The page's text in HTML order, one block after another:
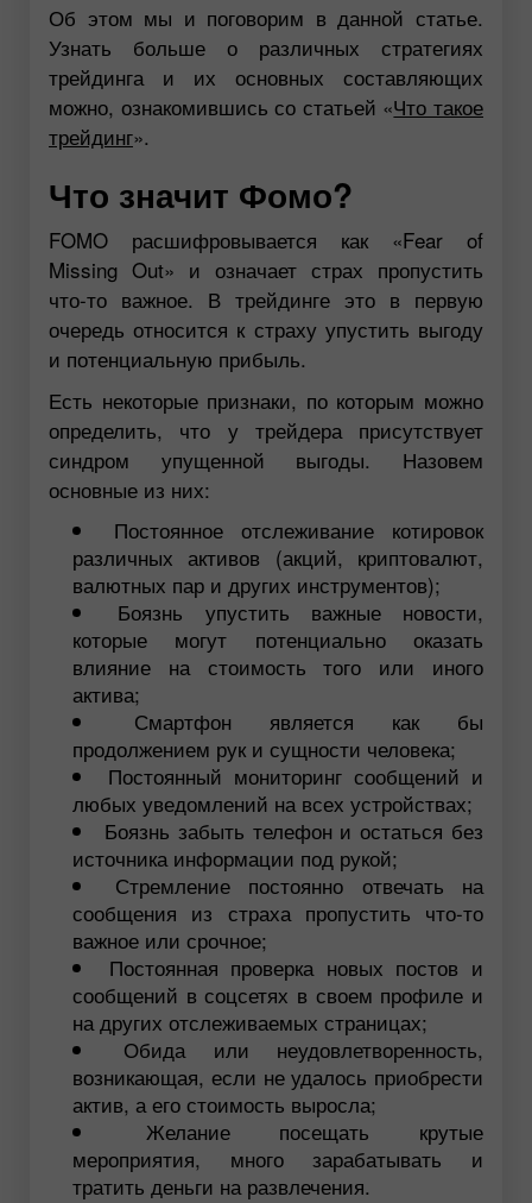
Об этом мы и поговорим в данной статье.
Узнать больше о различных стратегиях
трейдинга и их основных составляющих
можно, ознакомившись со статьей «Что такое
трейдинг».
Что значит Фомо?
FOMO расшифровывается как «Fear of
Missing Out» и означает страх пропустить
что-то важное. В трейдинге это в первую
очередь относится к страху упустить выгоду
и потенциальную прибыль.
Есть некоторые признаки, по которым можно
определить, что у трейдера присутствует
синдром упущенной выгоды. Назовем
основные из них:
Постоянное отслеживание котировок
различных активов (акций, криптовалют,
валютных пар и других инструментов);
Боязнь упустить важные новости,
которые могут потенциально оказать
влияние на стоимость того или иного
актива;
Смартфон является как бы
продолжением рук и сущности человека;
Постоянный мониторинг сообщений и
любых уведомлений на всех устройствах;
Боязнь забыть телефон и остаться без
источника информации под рукой;
Стремление постоянно отвечать на
сообщения из страха пропустить что-то
важное или срочное;
Постоянная проверка новых постов и
сообщений в соцсетях в своем профиле и
на других отслеживаемых страницах;
Обида или неудовлетворенность,
возникающая, если не удалось приобрести
актив, а его стоимость выросла;
Желание посещать крутые
мероприятия, много зарабатывать и
тратить деньги на развлечения.